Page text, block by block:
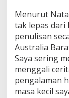
Menurut
tak lepas dari
penulisan
Australia
Saya sering
menggali
pengalaman
masa kecil